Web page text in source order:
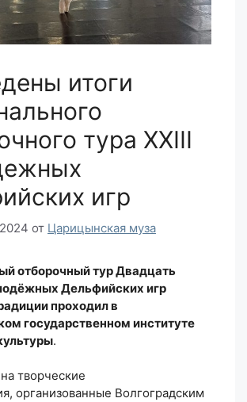
итоги
тура XXIII
игр
от Царицынская муза
отборочный тур Двадцать
Дельфийских игр
проходил в
государственном институте
.
творческие
организованные Волгоградским